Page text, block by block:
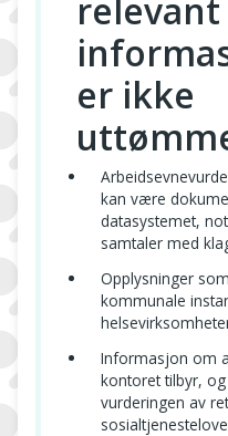
relevant
er ikke
kan være
datasystemet,
samtaler med
Opplysninger
kommunale
Informasjon om
kontoret tilbyr,
vurderingen av